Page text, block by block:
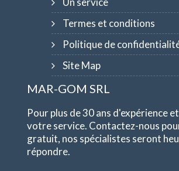
Termes et conditions
Politique de
Site Map
MAR-GOM SRL
Pour plus de 30 ans d'expérience
votre service. Contactez-nous
gratuit, nos spécialistes seront
répondre.